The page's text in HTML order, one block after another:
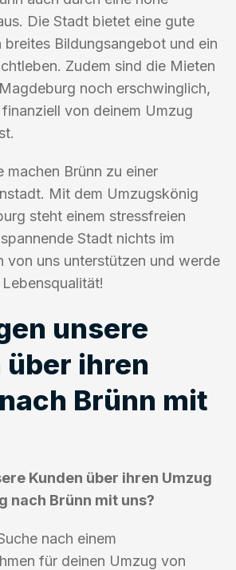
Die Stadt bietet eine gute
breites Bildungsangebot und ein
Zudem sind die Mieten
noch erschwinglich,
von deinem Umzug
machen Brünn zu einer
Mit dem Umzugskönig
steht einem stressfreien
Stadt nichts im
von uns unterstützen und werde
unsere
über ihren
Brünn mit
Kunden über ihren Umzug
nach Brünn mit uns?
nach einem
für deinen Umzug von